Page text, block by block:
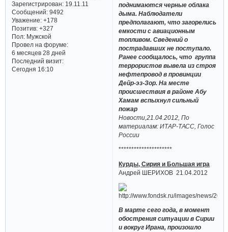
Зарегистрирован: 19.11.11
Сообщений:9492
Уважение: +178
Позитив: +327
Пол:Мужской
Провел на форуме:
6 месяцев 28 дней
Последний визит:
Сегодня 16:10
поднимаются черные облака
дыма. Наблюдатели
предполагают, что загорелись
емкости с авиационным
топливом. Сведений о
пострадавших не поступало.
Ранее сообщалось, что группа
террористов вывела из строя
нефтепровод в провинции
Дейр-эз-Зор. На месте
происшествия в районе Абу
Хамам вспыхнул сильный
пожар
Новости,21.04.2012, По
материалам: ИТАР-ТАСС, Голос
России
*********************
Курды, Сирия и Большая игра
Андрей ШЕРИХОВ 21.04.2012
В марте сего года, в момент
обострения ситуации в Сирии
и вокруг Ирана, произошло